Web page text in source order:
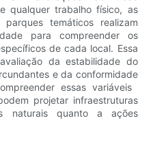
qualquer trabalho físico, as
temáticos realizam
para compreender os
de cada local. Essa
da estabilidade do
e da conformidade
essas variáveis
projetar infraestruturas
naturais quanto a ações